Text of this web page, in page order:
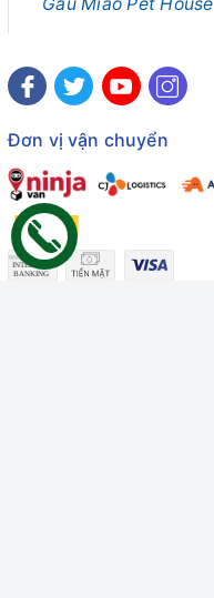
Gâu Miao Pet House
Đơn vị vận chuyển